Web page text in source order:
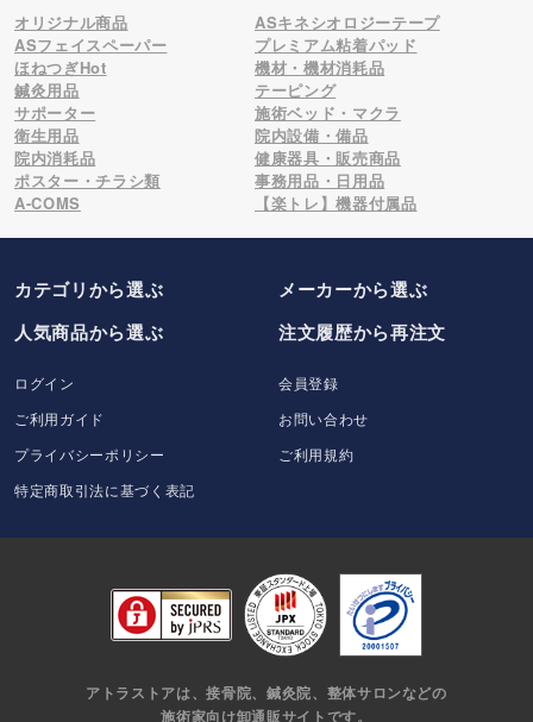
オリジナル商品
ASキネシオロジーテープ
ASフェイスペーパー
プレミアム粘着パッド
ほねつぎHot
機材・機材消耗品
鍼灸用品
テーピング
サポーター
施術ベッド・マクラ
衛生用品
院内設備・備品
院内消耗品
健康器具・販売商品
ポスター・チラシ類
事務用品・日用品
A-COMS
【楽トレ】機器付属品
カテゴリから選ぶ メーカーから選ぶ
人気商品から選ぶ
注文履歴から再注文
ログイン
会員登録
ご利用ガイド
お問い合わせ
プライバシーポリシー
ご利用規約
特定商取引法に基づく表記
アトラストアは、接骨院、鍼灸院、整体サロンなどの
施術家向け卸通販サイトです。